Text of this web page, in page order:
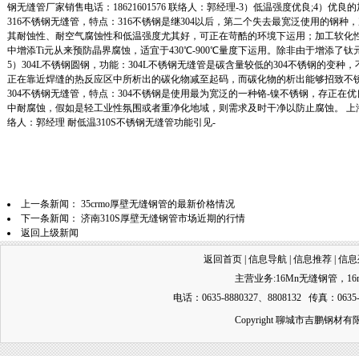
钢无缝管厂家销售电话：18621601576 联络人：郭经理-3）低温强度优良;4）优良
316不锈钢无缝管，特点：316不锈钢是继304以后，第二个失去最宽泛使用的钢种
其耐蚀性、耐空气腐蚀性和低温强度尤其好，可正在苛酷的环境下运用；加工软化
中增添Ti元从来预防晶界腐蚀，适宜于430℃-900℃量度下运用。除非由于增添了钛
5）304L不锈钢圆钢，功能：304L不锈钢无缝管是碳含量较低的304不锈钢的变种
正在靠近焊缝的热反应区中所析出的碳化物减至起码，而碳化物的析出能够招致
304不锈钢无缝管，特点：304不锈钢是使用最为宽泛的一种铬-镍不锈钢，存正在
中耐腐蚀，假如是轻工业性氛围或者重净化地域，则需求及时干净以防止腐蚀。
络人：郭经理 耐低温310S不锈钢无缝管功能引见-
上一条新闻： 35crmo厚壁无缝钢管的最新价格情况
下一条新闻： 济南310S厚壁无缝钢管市场近期的行情
返回上级新闻
返回首页 信息导航 信息推荐 信
主营业务:16Mn无缝钢管，
电话：0635-8880327、8808132 传真：
Copyright 聊城市吉鹏钢材